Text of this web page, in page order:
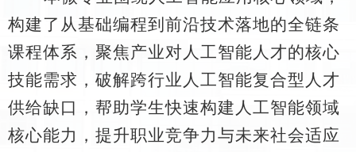
构建了从基础编程到前沿技术落地的全链条
课程体系，聚焦产业对人工智能人才的核心
技能需求，破解跨行业人工智能复合型人才
供给缺口，帮助学生快速构建人工智能领域
核心能力，提升职业竞争力与未来社会适应